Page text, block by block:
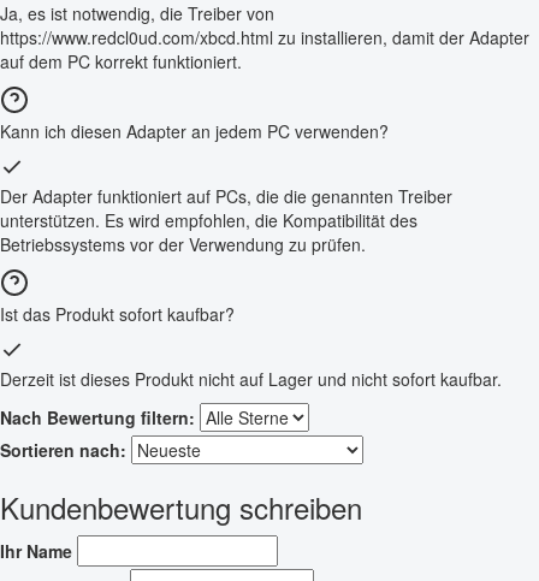
Ja, es ist notwendig, die Treiber von
https://www.redcl0ud.com/xbcd.html zu installieren, damit der Adapter
auf dem PC korrekt funktioniert.
Kann ich diesen Adapter an jedem PC verwenden?
Der Adapter funktioniert auf PCs, die die genannten Treiber
unterstützen. Es wird empfohlen, die Kompatibilität des
Betriebssystems vor der Verwendung zu prüfen.
Ist das Produkt sofort kaufbar?
Derzeit ist dieses Produkt nicht auf Lager und nicht sofort kaufbar.
Nach Bewertung filtern:
Sortieren nach:
Kundenbewertung schreiben
Ihr Name